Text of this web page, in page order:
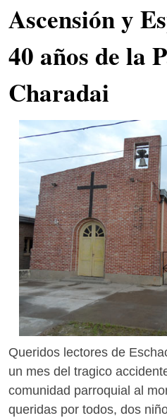
Ascensión y
40 años de la
Charadai
Queridos lectores de
un mes del tragico
comunidad parroquial al
queridas por todos, dos